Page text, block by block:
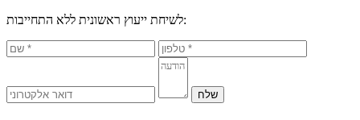
לשיחת ייעוץ ראשונית ללא התחייבות: